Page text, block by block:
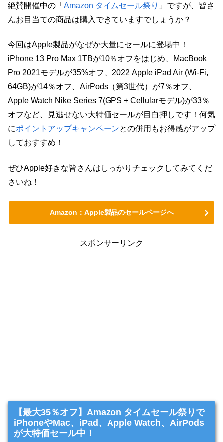
絶賛開催中の「 Amazon タイムセール祭り 」ですが、皆さ
んお目当ての商品は購入できていますでしょうか？
今回はApple製品がなぜか大量にセールに登場中！
iPhone 13 Pro Max 1TBが10％オフをはじめ、MacBook
Pro 2021モデルが35%オフ、2022 Apple iPad Air (Wi-Fi,
64GB)が14％オフ、AirPods（第3世代）が7％オフ、
Apple Watch Nike Series 7(GPS + Cellularモデル)が33％
オフなど、見逃せない大特価セールが目白押しです！何気
にポイントアップキャンペーンとの併用もお得感がアップ
しておすすめ！
ぜひApple好きな皆さんはしっかりチェックしてみてくだ
さいね！
Amazon：Apple製品のセールページへ
スポンサーリンク
【最大35％オフ】Amazon タイムセール祭りで
iPhoneやMac、iPad、Apple Watch、AirPods
が大特価セール中！